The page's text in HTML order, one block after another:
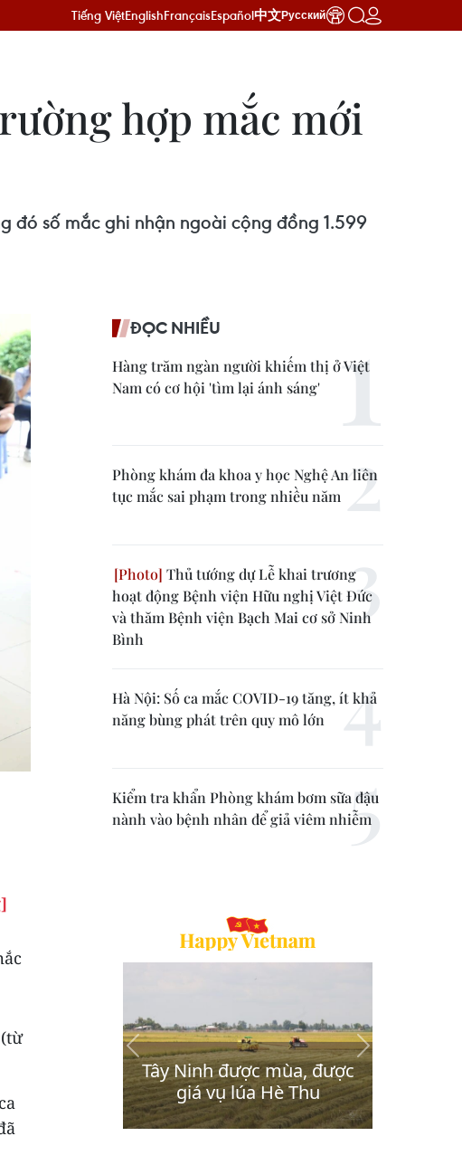
Tiếng ViệtEnglishFrançaisEspañol中文Русский
hợp mắc mới
số mắc ghi nhận ngoài cộng đồng 1.599
ĐỌC NHIỀU
Hàng trăm ngàn người khiếm thị ở Việt
Nam có cơ hội 'tìm lại ánh sáng'
Phòng khám đa khoa y học Nghệ An liên
tục mắc sai phạm trong nhiều năm
Thủ tướng dự Lễ khai trương
hoạt động Bệnh viện Hữu nghị Việt Đức
và thăm Bệnh viện Bạch Mai cơ sở Ninh
Bình
Hà Nội: Số ca mắc COVID-19 tăng, ít khả
năng bùng phát trên quy mô lớn
Kiểm tra khẩn Phòng khám bơm sữa đậu
nành vào bệnh nhân để giả viêm nhiễm